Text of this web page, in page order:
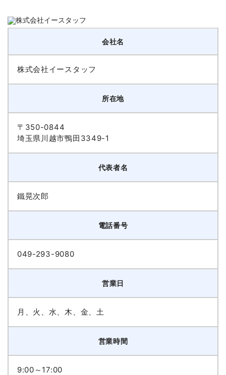
会社名
株式会社イースタッフ
所在地
〒350-0844
埼玉県川越市鴨田3349-1
代表者名
鐵晃次郎
電話番号
049-293-9080
営業日
月、火、水、木、金、土
営業時間
9:00～17:00